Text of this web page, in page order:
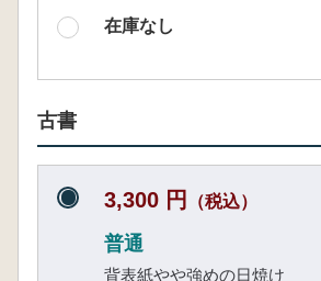
在庫なし
古書
3,300 円 （税込）
普通
背表紙やや強めの日焼け